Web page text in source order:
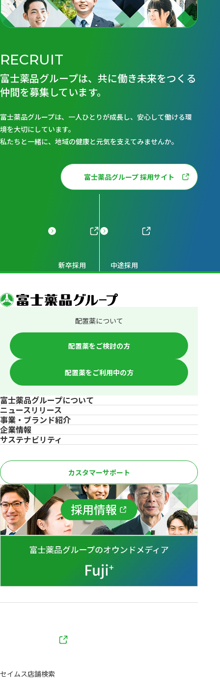
RECRUIT
富士薬品グループは、共に働き未来をつくる
仲間を募集しています。
富士薬品グループは、一人ひとりが成長し、安心して働ける環
境を大切にしています。
私たちと一緒に、地域の健康と元気を支えてみませんか。
富士薬品グループ 採用サイト
新卒採用 中途採用
配置薬について
配置薬をご検討の方
配置薬をご利用中の方
富士薬品グループについて
ニュースリリース
事業・ブランド紹介
企業情報
サステナビリティ
カスタマーサポート
セイムス店舗検索